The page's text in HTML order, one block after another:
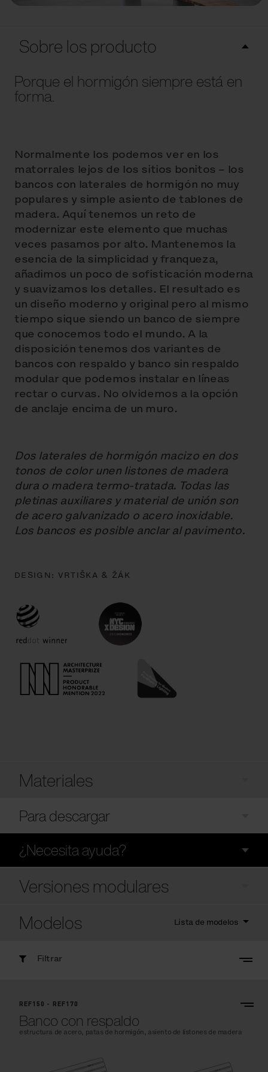
Sobre los producto
Porque el hormigón siempre está en
forma.
Normalmente los podemos ver en los
matorrales lejos de los sitios bonitos – los
bancos con laterales de hormigón no muy
populares y simple asiento de tablones de
madera. Aquí tenemos un reto de
modernizar este elemento que muchas
veces pasamos por alto. Mantenemos la
esencia de la simplicidad y franqueza,
añadimos un poco de sofisticación moderna
y suavizamos los detalles. El resultado es
un diseño moderno y original pero al mismo
tiempo sique siendo un banco de siempre
que conocemos todo el mundo. A la
disposición tenemos dos variantes de
bancos con respaldo y banco sin respaldo
modular que podemos instalar en líneas
rectar o curvas. No olvidemos a la opción
de anclaje encima de un muro.
Dos laterales de hormigón macizo en dos
tonos de color unen listones de madera
dura o madera termo-tratada. Todas las
pletinas auxiliares y material de unión son
de acero galvanizado o acero inoxidable.
Los bancos es posible anclar al pavimento.
DESIGN: VRTIŠKA & ŽÁK
Materiales
Para descargar
¿Necesita ayuda?
Versiones modulares
Modelos
Lista de modelos
Filtrar
REF150 - REF170
Banco con respaldo
estructura de acero, patas de hormigón, asiento de listones de madera